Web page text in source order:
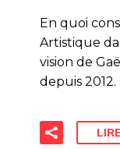
En quoi
Artistique
vision de
depuis 2012.